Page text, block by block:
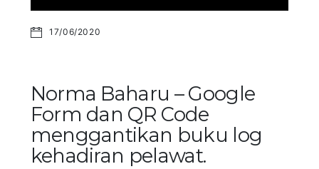
17/06/2020
Norma Baharu – Google
Form dan QR Code
menggantikan buku log
kehadiran pelawat.